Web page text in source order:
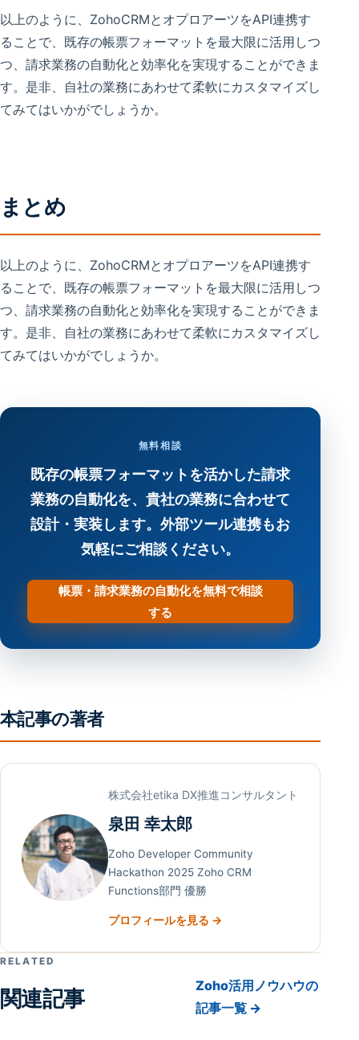
以上のように、ZohoCRMとオプロアーツをAPI連携す
ることで、既存の帳票フォーマットを最大限に活用しつ
つ、請求業務の自動化と効率化を実現することができま
す。是非、自社の業務にあわせて柔軟にカスタマイズし
てみてはいかがでしょうか。
まとめ
以上のように、ZohoCRMとオプロアーツをAPI連携す
ることで、既存の帳票フォーマットを最大限に活用しつ
つ、請求業務の自動化と効率化を実現することができま
す。是非、自社の業務にあわせて柔軟にカスタマイズし
てみてはいかがでしょうか。
無料相談
既存の帳票フォーマットを活かした請求
業務の自動化を、貴社の業務に合わせて
設計・実装します。外部ツール連携もお
気軽にご相談ください。
帳票・請求業務の自動化を無料で相談
する
本記事の著者
株式会社etika DX推進コンサルタント
泉田 幸太郎
Zoho Developer Community
Hackathon 2025 Zoho CRM
Functions部門 優勝
プロフィールを見る →
RELATED
関連記事
Zoho活用ノウハウの
記事一覧 →